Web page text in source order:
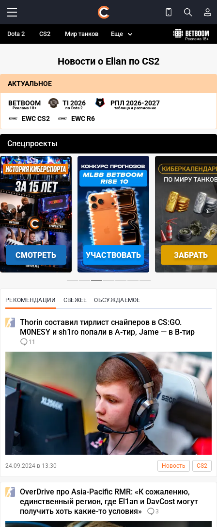
Dota 2 CS2 Мир танков Еще
Новости о Elian по CS2
АКТУАЛЬНОЕ
BETBOOM
Реклама 18+
TI 2026
по Dota 2
РПЛ 2026-2027
таблица и расписание
EWC CS2 EWC R6
Спецпроекты
СМОТРЕТЬ УЧАСТВОВАТЬ ЗАБРАТЬ
‹ ›
РЕКОМЕНДАЦИИ СВЕЖЕЕ ОБСУЖДАЕМОЕ
Thorin составил тирлист снайперов в CS:GO.
M0NESY и sh1ro попали в A-тир, Jame — в B-тир
11
24.09.2024 в 13:30 Новость CS2
OverDrive про Asia-Pacific RMR: «К сожалению,
единственный регион, где El1an и DavCost могут
получить хоть какие-то условия»
3